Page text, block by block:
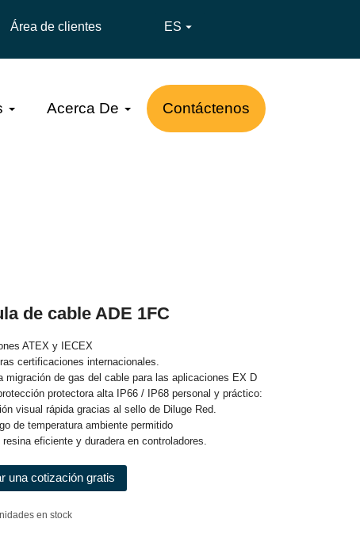
Área de clientes ES 
Acerca De Contáctenos
de cable ADE 1FC
ATEX y IECEX
certificaciones internacionales.
migración de gas del cable para las aplicaciones EX D
protectora alta IP66 / IP68 personal y práctico:
visual rápida gracias al sello de Diluge Red.
de temperatura ambiente permitido
eficiente y duradera en controladores.
una cotización gratis
en stock